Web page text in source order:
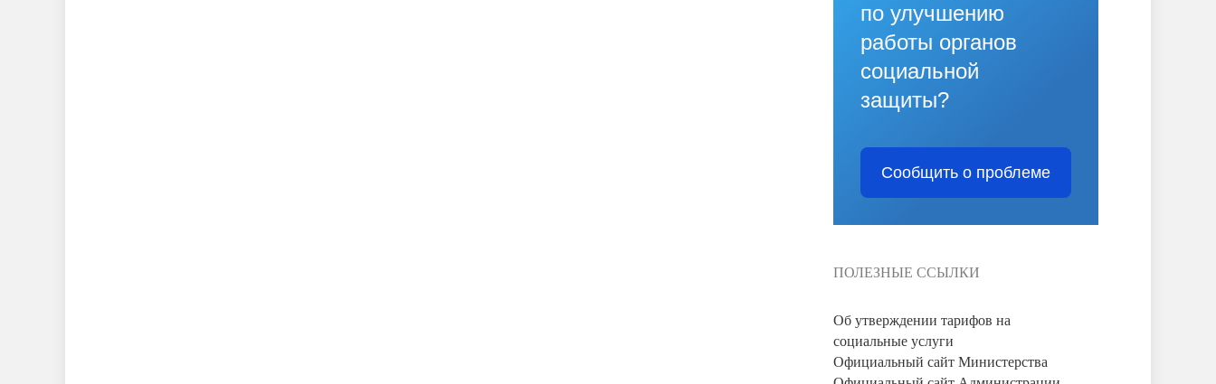
по улучшению
работы органов
социальной
защиты?
Сообщить о проблеме
ПОЛЕЗНЫЕ ССЫЛКИ
Об утверждении тарифов на
социальные услуги
Официальный сайт Министерства